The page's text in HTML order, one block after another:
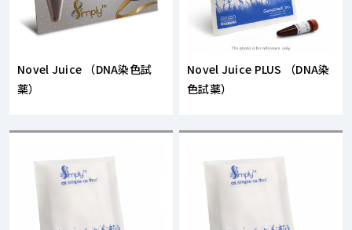
Novel Juice （DNA染色試
薬）
Novel Juice PLUS （DNA染
色試薬）